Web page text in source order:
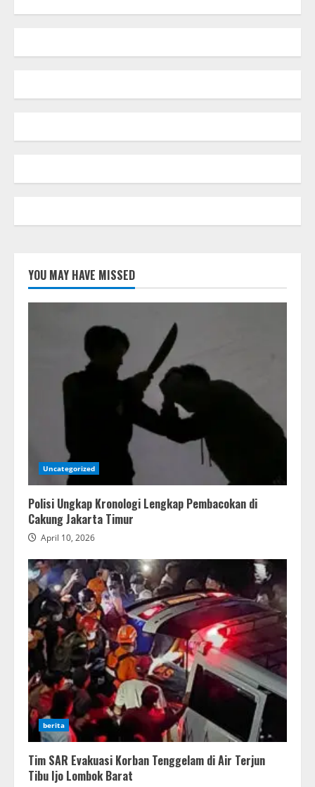
YOU MAY HAVE MISSED
Uncategorized
Polisi Ungkap Kronologi Lengkap Pembacokan di
Cakung Jakarta Timur
April 10, 2026
berita
Tim SAR Evakuasi Korban Tenggelam di Air Terjun
Tibu Ijo Lombok Barat